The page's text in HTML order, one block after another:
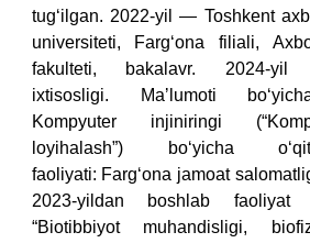
tug‘ilgan. 2022-yil — Toshkent
universiteti, Farg‘ona filiali,
fakulteti, bakalavr. 2024-
ixtisosligi.
Maʼlumoti
Kompyuter injiniringi
loyihalash”) bo‘yicha
faoliyati: Farg‘ona jamoat
2023-yildan boshlab faoliyat
“Biotibbiyot muhandisligi,